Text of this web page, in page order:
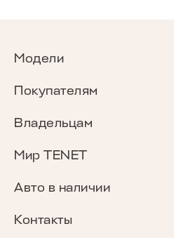
Модели
T4
T4L
T7
T8
Покупателям
Акции и спецпредложения
Калькулятор Трейд-Ин
Сравнение комплектаций
Кредитные программы
Владельцам
Сервисные акции
Программа «Помощь в пути»
Гарантия
Мир TENET
О бренде
Награды TENET
Авто в наличии
Контакты